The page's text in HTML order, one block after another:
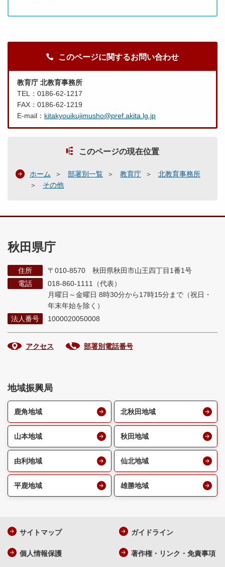
このページに関するお問い合わせ
教育庁 北教育事務所
TEL：0186-62-1217
FAX：0186-62-1219
E-mail： kitakyouikujimusho@pref.akita.lg.jp
このページの現在位置
ホーム 部署別一覧 教育庁
北教育事務所
その他
秋田県庁
住所
〒010-8570 秋田県秋田市山王四丁目1番1号
電話
018-860-1111（代表）
月曜日～金曜日 8時30分から17時15分まで （祝日・
年末年始を除く）
法人番号
1000020050008
アクセス 部署別電話番号
地域振興局
鹿角地域 北秋田地域
山本地域 秋田地域
由利地域 仙北地域
平鹿地域 雄勝地域
サイトマップ ガイドライン
個人情報保護 著作権・リンク・免責事項